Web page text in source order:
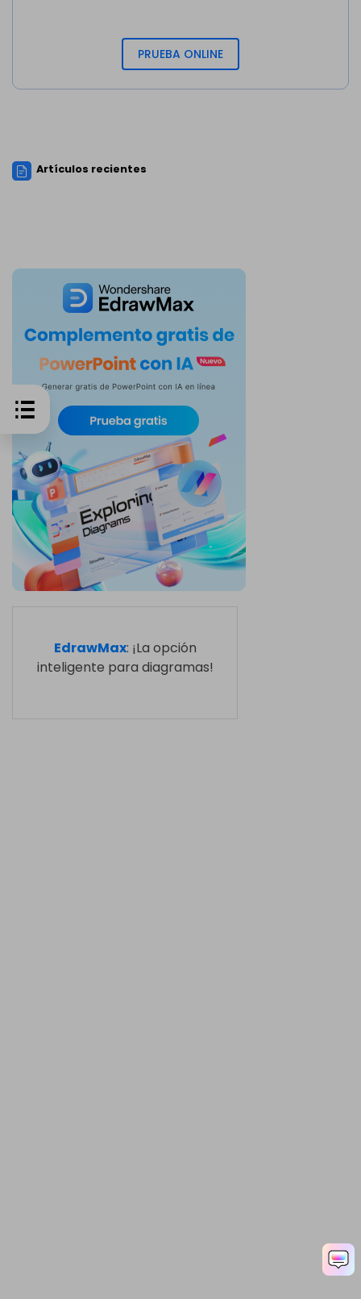
PRUEBA ONLINE
Artículos recientes
EdrawMax: ¡La opción
inteligente para diagramas!